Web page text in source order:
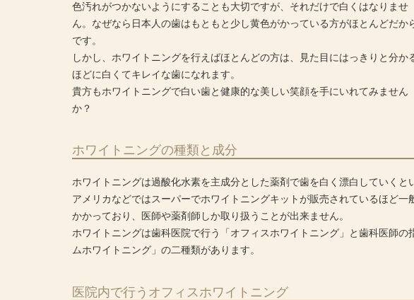
色汚れがつかないようにすることも大切ですが、それだけで白くはなりませ
ん。なぜなら日本人の歯はもともと少し黄色がかっている方がほとんどだか
です。
しかし、ホワイトニングを行えばほとんどの方は、見た目にはっきりと分か
ほどに白くてキレイな歯になれます。
貴方もホワイトニングで白い歯と健康的な美しい笑顔を手にいれてみません
か？
ホワイトニングの種類と成分
ホワイトニングは過酸化水素を主成分とした薬剤で歯を白く漂白していくと
アメリカなどではスーパーでホワイトニングキットが販売されているほど
かかっており、医師や薬剤師しか取り扱うことが出来ません。
ホワイトニングは歯科医院で行う「オフィスホワイトニング」と歯科医師
ムホワイトニング」の二種類があります。
医院内で行うオフィスホワイトニング